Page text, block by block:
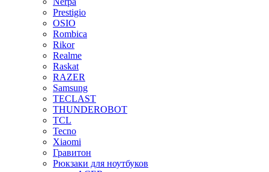
Prestigio
OSIO
Rombica
Rikor
Realme
Raskat
RAZER
Samsung
TECLAST
THUNDEROBOT
TCL
Tecno
Xiaomi
Гравитон
Рюкзаки для ноутбуков